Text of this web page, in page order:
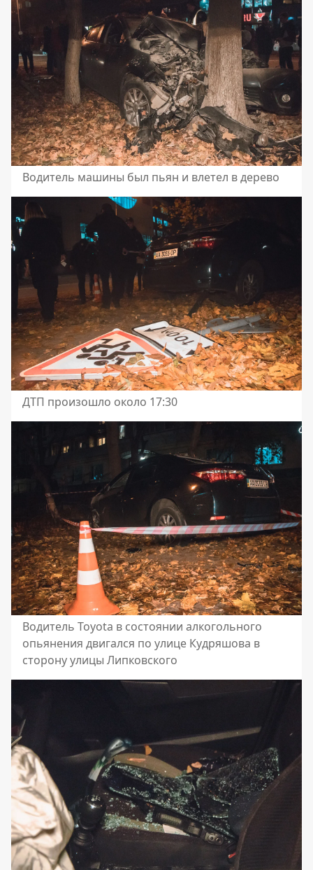
Водитель машины был пьян и влетел в дерево
ДТП произошло около 17:30
Водитель Toyota в состоянии алкогольного
опьянения двигался по улице Кудряшова в
сторону улицы Липковского